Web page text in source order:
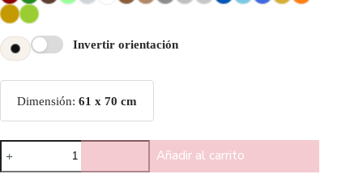
Invertir orientación
Dimensión: 61 x 70 cm
Añadir al carrito